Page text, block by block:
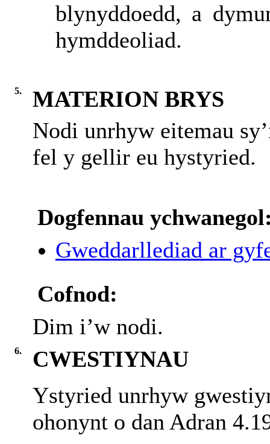
blynyddoedd, a
hymddeoliad.
5.
MATERION BRYS
Nodi unrhyw eitemau
fel y gellir eu hystyried.
Dogfennau
Gweddarllediad ar
Cofnod:
Dim i’w nodi.
6.
CWESTIYNAU
Ystyried unrhyw
ohonynt o dan Adran